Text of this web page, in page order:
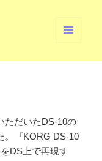
ーとウ
ただいたDS-10の
。『KORG DS-10
DS上で再現す